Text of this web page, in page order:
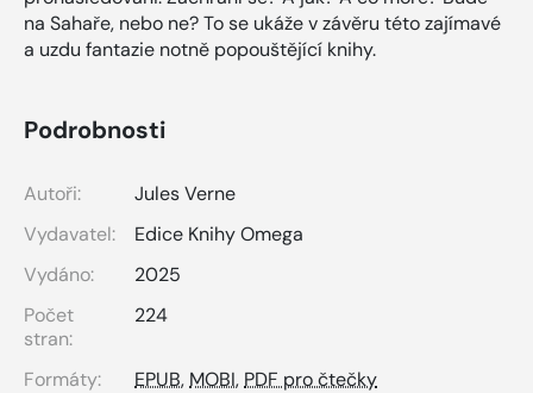
na Sahaře, nebo ne? To se ukáže v závěru této zajímavé
a uzdu fantazie notně popouštějící knihy.
Podrobnosti
Autoři:
Jules Verne
Vydavatel:
Edice Knihy Omega
Vydáno:
2025
Počet
stran:
224
Formáty: EPUB, MOBI, PDF pro čtečky